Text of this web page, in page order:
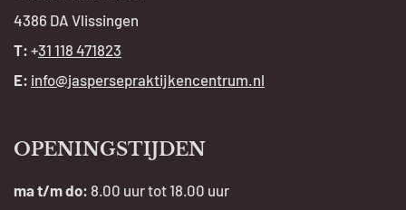
4386 DA Vlissingen
T: +31 118 471823
E: info@jaspersepraktijkencentrum.nl
OPENINGSTIJDEN
ma t/m do: 8.00 uur tot 18.00 uur